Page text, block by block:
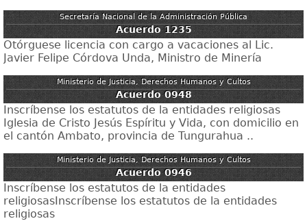
Secretaría Nacional de la Administración Pública
Acuerdo 1235
Otórguese licencia con cargo a vacaciones al Lic.
Javier Felipe Córdova Unda, Ministro de Minería
Ministerio de Justicia, Derechos Humanos y Cultos
Acuerdo 0948
Inscríbense los estatutos de la entidades religiosas
Iglesia de Cristo Jesús Espíritu y Vida, con domicilio en
el cantón Ambato, provincia de Tungurahua ..
Ministerio de Justicia, Derechos Humanos y Cultos
Acuerdo 0946
Inscríbense los estatutos de la entidades
religiosasInscríbense los estatutos de la entidades
religiosas